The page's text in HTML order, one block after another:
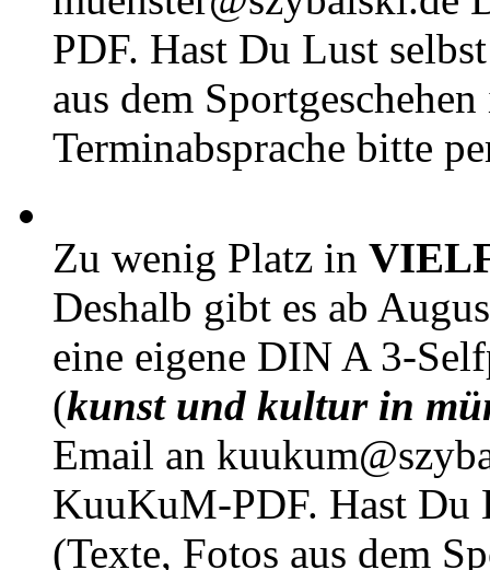
PDF. Hast Du Lust
aus dem
Terminabsprache bitte
Zu wenig Platz in
Deshalb gibt es ab
eine eigene DIN A 3-
(kunst und kultur in
Email an
KuuKuM-PDF. Hast Du
(Texte, Fotos aus dem